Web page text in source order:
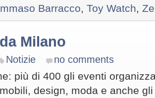
Barracco Toy Watch
Milano
Notizie no comments
più di 400 gli eventi
design, moda e anche